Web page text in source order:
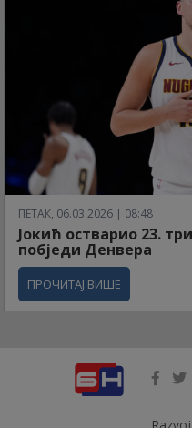
ПЕТАК, 06.03.2026 | 08:48
Јокић остварио 23.
побједи Денвера
ПРОЧИТАЈ ВИШЕ